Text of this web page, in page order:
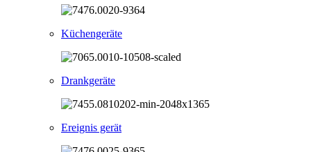
Küchengeräte
Drankgeräte
Ereignis gerät